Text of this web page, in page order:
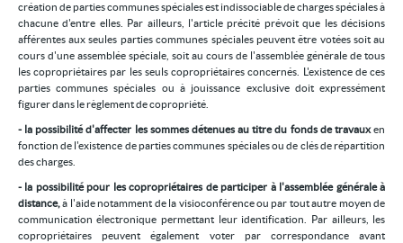
création de parties communes spéciales est indissociable de charges spéciales à
chacune d'entre elles. Par ailleurs, l'article précité prévoit que les décisions
afférentes aux seules parties communes spéciales peuvent être votées soit au
cours d'une assemblée spéciale, soit au cours de l'assemblée générale de tous
les copropriétaires par les seuls copropriétaires concernés. L'existence de ces
parties communes spéciales ou à jouissance exclusive doit expressément
figurer dans le règlement de copropriété.
- la possibilité d'affecter les sommes détenues au titre du fonds de travauxen
fonction de l'existence de parties communes spéciales ou de clés de répartition
des charges.
- la possibilité pour les copropriétaires de participer à l'assemblée générale à
distance, à l'aide notamment de la visioconférence ou par tout autre moyen de
communication électronique permettant leur identification. Par ailleurs, les
copropriétaires peuvent également voter par correspondance avant